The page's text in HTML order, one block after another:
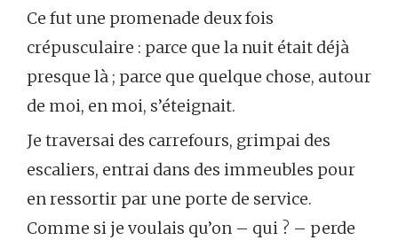
Ce fut une promenade deux fois
crépusculaire : parce que la nuit était déjà
presque là ; parce que quelque chose, autour
de moi, en moi, s’éteignait.
Je traversai des carrefours, grimpai des
escaliers, entrai dans des immeubles pour
en ressortir par une porte de service.
Comme si je voulais qu’on – qui ? – perde